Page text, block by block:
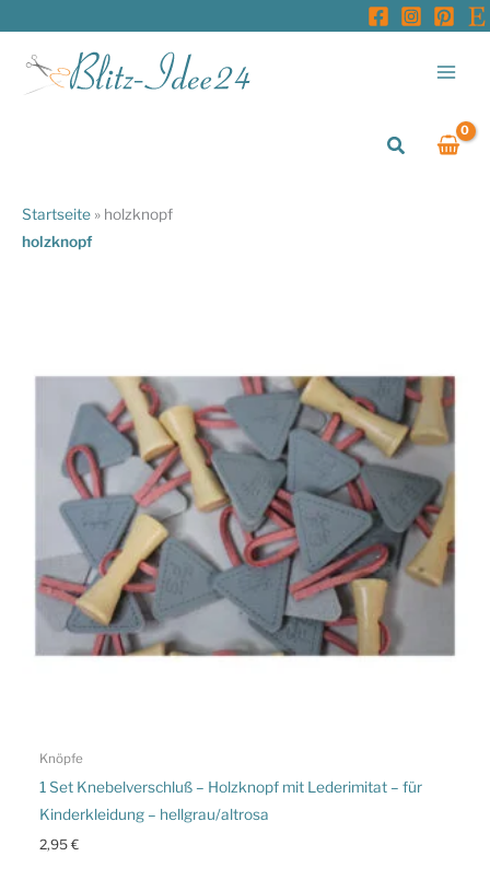
springen
Suchen
Startseite » holzknopf
holzknopf
Knöpfe
1 Set Knebelverschluß – Holzknopf mit Lederimitat – für
Kinderkleidung – hellgrau/altrosa
2,95€